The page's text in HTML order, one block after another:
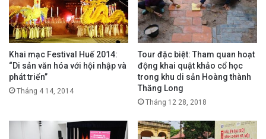
Khai mạc Festival Huế 2014:
“Di sản văn hóa với hội nhập và
phát triển”
Tháng 4 14, 2014
Tour đặc biệt: Tham quan hoạt
động khai quật khảo cổ học
trong khu di sản Hoàng thành
Thăng Long
Tháng 12 28, 2018